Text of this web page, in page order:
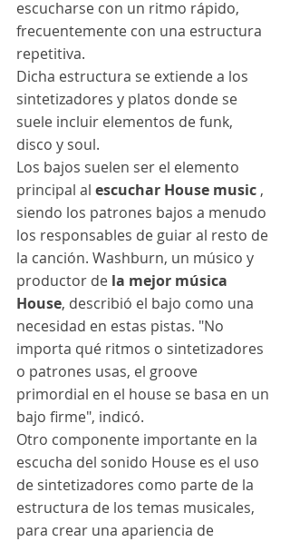
escucharse con un ritmo rápido,
frecuentemente con una estructura
repetitiva.
Dicha estructura se extiende a los
sintetizadores y platos donde se
suele incluir elementos de funk,
disco y soul.
Los bajos suelen ser el elemento
principal al escuchar House music ,
siendo los patrones bajos a menudo
los responsables de guiar al resto de
la canción. Washburn, un músico y
productor de la mejor música
House, describió el bajo como una
necesidad en estas pistas. "No
importa qué ritmos o sintetizadores
o patrones usas, el groove
primordial en el house se basa en un
bajo firme", indicó.
Otro componente importante en la
escucha del sonido House es el uso
de sintetizadores como parte de la
estructura de los temas musicales,
para crear una apariencia de